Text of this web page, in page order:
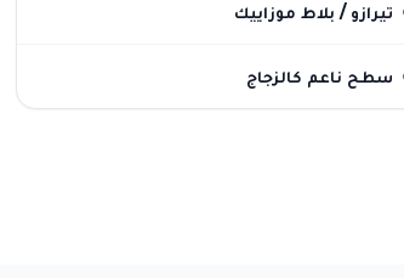
تيرازو / بلاط موزاييك
سطح ناعم كالزجاج